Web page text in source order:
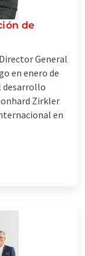
de
General
en enero de
desarrollo
Zirkler
en